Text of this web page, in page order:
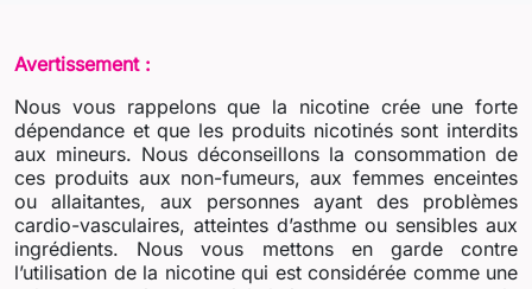
Avertissement :
Nous vous rappelons que la nicotine crée une forte
dépendance et que les produits nicotinés sont interdits
aux mineurs. Nous déconseillons la consommation de
ces produits aux non-fumeurs, aux femmes enceintes
ou allaitantes, aux personnes ayant des problèmes
cardio-vasculaires, atteintes d’asthme ou sensibles aux
ingrédients. Nous vous mettons en garde contre
l’utilisation de la nicotine qui est considérée comme une